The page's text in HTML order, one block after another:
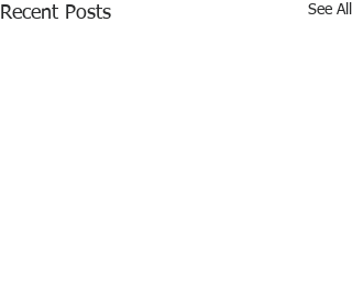
Recent Posts See All